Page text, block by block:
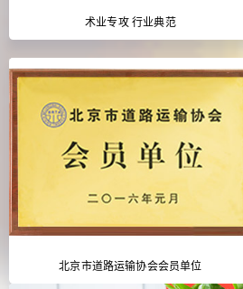
术业专攻 行业典范
北京市道路运输协会会员单位